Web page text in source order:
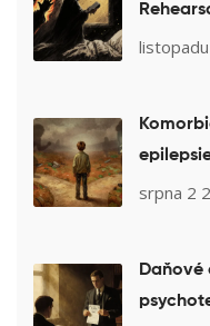
děsivé
srpna 2
Daňové